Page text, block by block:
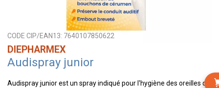
CODE CIP/EAN13: 7640107850622
DIEPHARMEX
Audispray junior
Audispray junior est un spray indiqué pour l'hygiène des oreilles de